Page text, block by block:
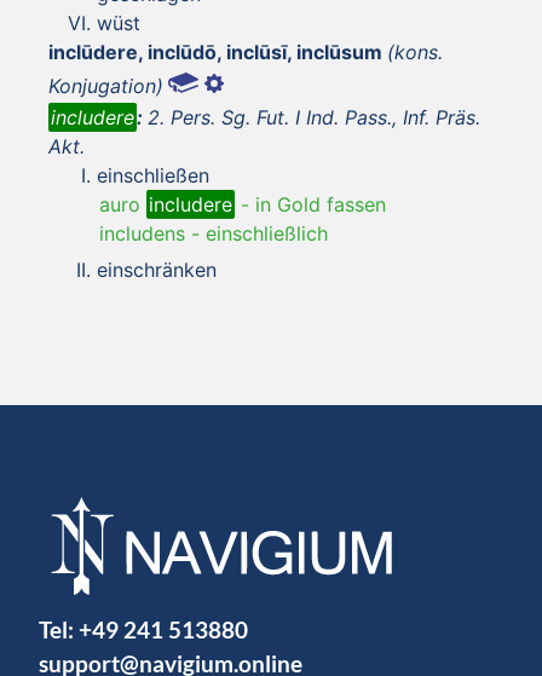
wüst
inclūdere, inclūdō, inclūsī, inclūsum (kons.
Konjugation)
includere: 2. Pers. Sg. Fut. I Ind. Pass., Inf. Präs.
Akt.
einschließen
auro includere - in Gold fassen
includens - einschließlich
einschränken
Tel: +49 241 513880
support@navigium.online